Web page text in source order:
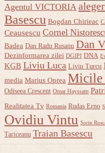
Agentul VICTORIA
Basescu Bogdan Chirieac
Ceausescu Cornel
Badea Dan Radu Rusanu Dan
Dezinformarea zilei DGIPI DNA
KGB Liviu Luca Liviu Turcu
media Marius Oprea Micile
Odiseea Crescent Omar Hayssam
Realitatea Tv Romania Rudas Erno
Ovidiu Vintu Sorin
Tariceanu Traian Basescu